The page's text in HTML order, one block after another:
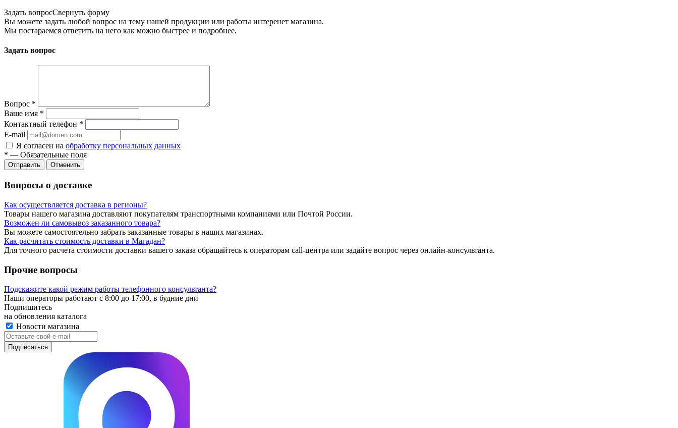
Задать вопросСвернуть форму
Вы можете задать любой вопрос на тему нашей продукции или работы интеренет магазина.
Мы постараемся ответить на него как можно быстрее и подробнее.
Задать вопрос
Вопрос *
Ваше имя *
Контактный телефон *
E-mail
Я согласен на обработку персональных данных
* — Обязательные поля
Отменить
Вопросы о доставке
Как осуществляется доставка в регионы?
Товары нашего магазина доставляют покупателям транспортными компаниями или Почтой России.
Возможен ли самовывоз заказанного товара?
Вы можете самостоятельно забрать заказанные товары в наших магазинах.
Как расчитать стоимость доставки в Магадан?
Для точного расчета стоимости доставки вашего заказа обращайтесь к операторам call-центра или задайте вопрос через онлайн-консультанта.
Прочие вопросы
Подскажите какой режим работы телефонного консультанта?
Наши операторы работают с 8:00 до 17:00, в будние дни
Подпишитесь
на обновления каталога
Новости магазина